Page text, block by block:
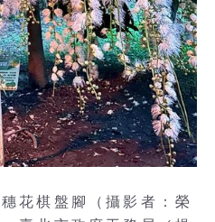
花棋盤腳（攝影者：榮